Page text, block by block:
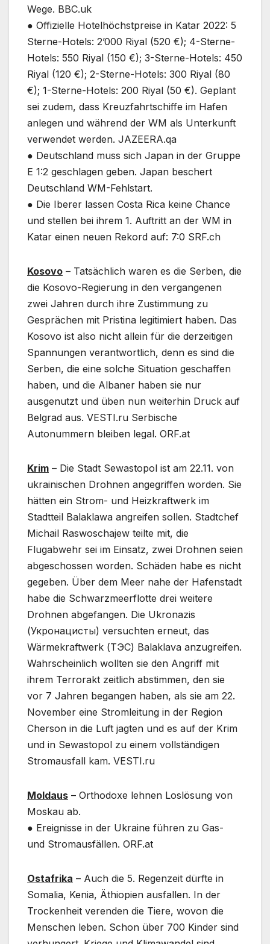
Wege. BBC.uk
● Offizielle Hotelhöchstpreise in Katar 2022: 5
Sterne-Hotels: 2’000 Riyal (520 €); 4-Sterne-
Hotels: 550 Riyal (150 €); 3-Sterne-Hotels: 450
Riyal (120 €); 2-Sterne-Hotels: 300 Riyal (80
€); 1-Sterne-Hotels: 200 Riyal (50 €). Geplant
sei zudem, dass Kreuzfahrtschiffe im Hafen
anlegen und während der WM als Unterkunft
verwendet werden. JAZEERA.qa
● Deutschland muss sich Japan in der Gruppe
E 1:2 geschlagen geben. Japan beschert
Deutschland WM-Fehlstart.
● Die Iberer lassen Costa Rica keine Chance
und stellen bei ihrem 1. Auftritt an der WM in
Katar einen neuen Rekord auf: 7:0 SRF.ch
Kosovo – Tatsächlich waren es die Serben, die
die Kosovo-Regierung in den vergangenen
zwei Jahren durch ihre Zustimmung zu
Gesprächen mit Pristina legitimiert haben. Das
Kosovo ist also nicht allein für die derzeitigen
Spannungen verantwortlich, denn es sind die
Serben, die eine solche Situation geschaffen
haben, und die Albaner haben sie nur
ausgenutzt und üben nun weiterhin Druck auf
Belgrad aus. VESTI.ru Serbische
Autonummern bleiben legal. ORF.at
Krim – Die Stadt Sewastopol ist am 22.11. von
ukrainischen Drohnen angegriffen worden. Sie
hätten ein Strom- und Heizkraftwerk im
Stadtteil Balaklawa angreifen sollen. Stadtchef
Michail Raswoschajew teilte mit, die
Flugabwehr sei im Einsatz, zwei Drohnen seien
abgeschossen worden. Schäden habe es nicht
gegeben. Über dem Meer nahe der Hafenstadt
habe die Schwarzmeerflotte drei weitere
Drohnen abgefangen. Die Ukronazis
(Укронацисты) versuchten erneut, das
Wärmekraftwerk (ТЭС) Balaklava anzugreifen.
Wahrscheinlich wollten sie den Angriff mit
ihrem Terrorakt zeitlich abstimmen, den sie
vor 7 Jahren begangen haben, als sie am 22.
November eine Stromleitung in der Region
Cherson in die Luft jagten und es auf der Krim
und in Sewastopol zu einem vollständigen
Stromausfall kam. VESTI.ru
Moldaus – Orthodoxe lehnen Loslösung von
Moskau ab.
● Ereignisse in der Ukraine führen zu Gas-
und Stromausfällen. ORF.at
Ostafrika – Auch die 5. Regenzeit dürfte in
Somalia, Kenia, Äthiopien ausfallen. In der
Trockenheit verenden die Tiere, wovon die
Menschen leben. Schon über 700 Kinder sind